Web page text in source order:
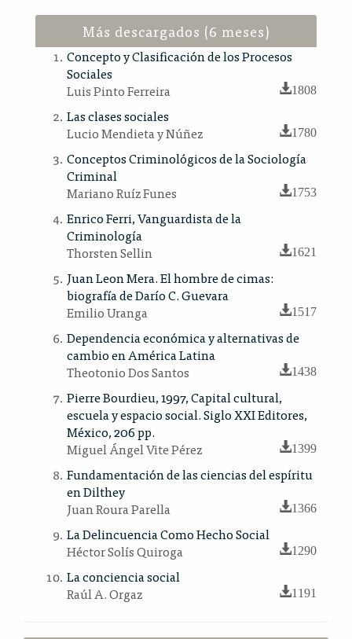
Más descargados (6 meses)
Concepto y Clasificación de los Procesos
Sociales
Luis Pinto Ferreira
1808
Las clases sociales
Lucio Mendieta y Núñez
1780
Conceptos Criminológicos de la Sociología
Criminal
Mariano Ruíz Funes
1753
Enrico Ferri, Vanguardista de la
Criminología
Thorsten Sellin
1621
Juan Leon Mera. El hombre de cimas:
biografía de Darío C. Guevara
Emilio Uranga
1517
Dependencia económica y alternativas de
cambio en América Latina
Theotonio Dos Santos
1438
Pierre Bourdieu, 1997, Capital cultural,
escuela y espacio social. Siglo XXI Editores,
México, 206 pp.
Miguel Ángel Vite Pérez
1399
Fundamentación de las ciencias del espíritu
en Dilthey
Juan Roura Parella
1366
La Delincuencia Como Hecho Social
Héctor Solís Quiroga
1290
La conciencia social
Raúl A. Orgaz
1191